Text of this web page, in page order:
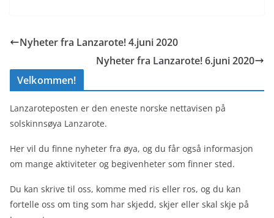
Nyheter fra Lanzarote! 4.juni 2020
Nyheter fra Lanzarote! 6.juni 2020
Velkommen!
Lanzaroteposten er den eneste norske nettavisen på
solskinnsøya Lanzarote.
Her vil du finne nyheter fra øya, og du får også informasjon
om mange aktiviteter og begivenheter som finner sted.
Du kan skrive til oss, komme med ris eller ros, og du kan
fortelle oss om ting som har skjedd, skjer eller skal skje på